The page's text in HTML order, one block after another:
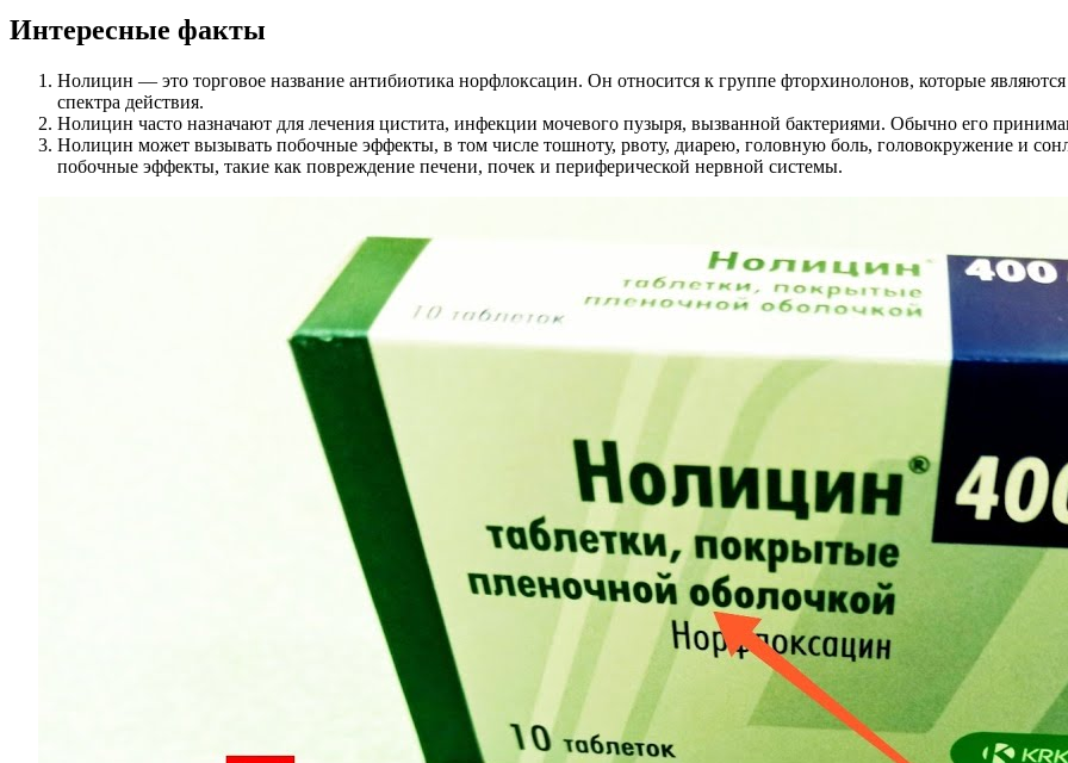
Интересные факты
Нолицин — это торговое название антибиотика норфлоксацин. Он относится к группе фторхинолонов, которые
спектра действия.
Нолицин часто назначают для лечения цистита, инфекции мочевого пузыря, вызванной бактериями. Обычно его
Нолицин может вызывать побочные эффекты, в том числе тошноту, рвоту, диарею, головную боль, головокружение и
побочные эффекты, такие как повреждение печени, почек и периферической нервной системы.